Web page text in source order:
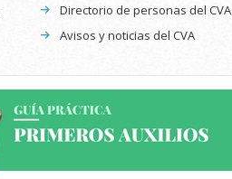
Directorio de personas del CVA
Avisos y noticias del CVA